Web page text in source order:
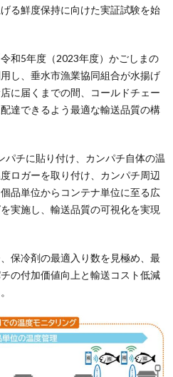
る鮮度保持に向けた実証試験を始
和5年度（2023年度）かごしまの
し、垂水市漁業協同組合が水揚げ
に届くまでの間、コールドチェー
達できるよう最適な輸送品質の構
パチに貼り付け、カンパチ自体の温
ロガーを取り付け、カンパチ周辺
品単位からコンテナ単位に至る広
実施し、輸送品質の可視化を実現
保冷剤の最適入り数を見極め、最
の付加価値向上と輸送コスト低減